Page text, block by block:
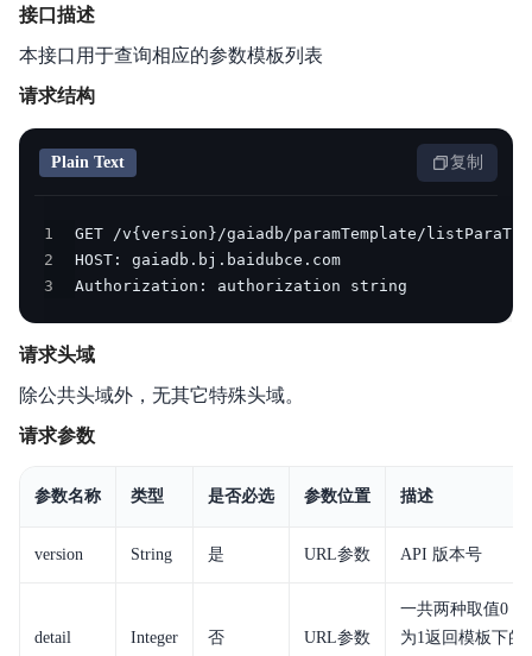
GaiaDB
功能发布记录
产品公告
产品简介
计算节点规格
产品计费
快速入门
操作指南
性能白皮书
接口描述
本接口用于查询相应的参数模板列表
请求结构
Plain Text 复制
1
2
3
Authorization: authorization string
请求头域
除公共头域外，无其它特殊头域。
请求参数
参数名称 类型 是否必选 参数位置 描述
version String 是 URL参数 API 版本号
detail Integer 否 URL参数
一共两种取值0，
为1返回模板下的